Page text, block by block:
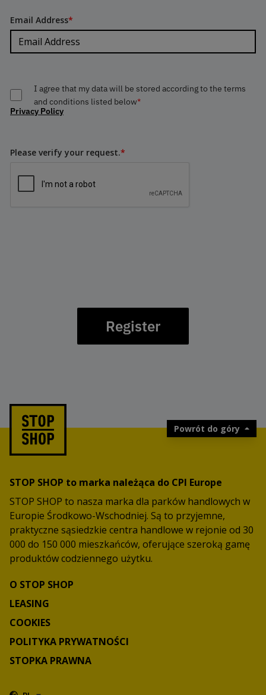
Email Address*
I agree that my data will be stored according to the terms
and conditions listed below*
Privacy Policy
Please verify your request.*
Register
Powrót do góry
STOP SHOP to marka należąca do CPI Europe
STOP SHOP to nasza marka dla parków handlowych w
Europie Środkowo-Wschodniej. Są to przyjemne,
praktyczne sąsiedzkie centra handlowe w rejonie od 30
000 do 150 000 mieszkańców, oferujące szeroką gamę
produktów codziennego użytku.
O STOP SHOP
LEASING
COOKIES
POLITYKA PRYWATNOŚCI
STOPKA PRAWNA